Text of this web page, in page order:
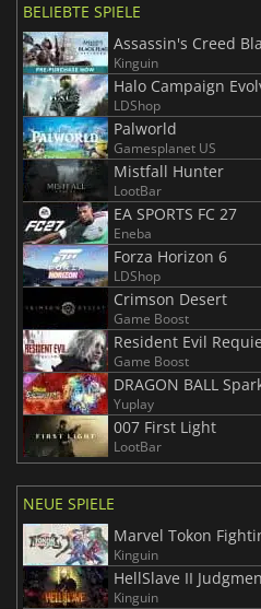
BELIEBTE SPIELE
Assassin's Creed
Kinguin
Halo Campaign
LDShop
Palworld
Gamesplanet US
Mistfall Hunter
LootBar
EA SPORTS FC 27
Eneba
Forza Horizon 6
LDShop
Crimson Desert
Game Boost
Resident Evil
Game Boost
Yuplay
007 First Light
LootBar
NEUE SPIELE
Marvel Tokon
Kinguin
HellSlave II
Kinguin